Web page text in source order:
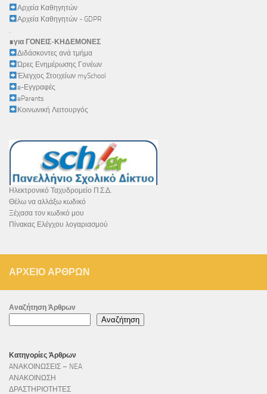
Αρχεία Καθηγητών
Αρχεία Καθηγητών - GDPR
∎για ΓΟΝΕΙΣ-ΚΗΔΕΜΟΝΕΣ
Διδάσκοντες ανά τμήμα
Ώρες Ενημέρωσης Γονέων
Έλεγχος Στοιχείων mySchool
e-Εγγραφές
eParents
Κοινωνική Λειτουργός
Ηλεκτρονικό Ταχυδρομείο Π.Σ.Δ.
Θέλω να αλλάξω κωδικό
Ξέχασα τον κωδικό μου
Πίνακας Ελέγχου λογαριασμού
ΑΡΧΕΊΟ ΆΡΘΡΩΝ
Αναζήτηση Άρθρων
Αναζήτηση
Κατηγορίες Άρθρων
AΝΑΚΟΙΝΩΣΕΙΣ – NEA
ΑΝΑΚΟΙΝΩΣΗ
ΔΡΑΣΤΗΡΙΟΤΗΤΕΣ